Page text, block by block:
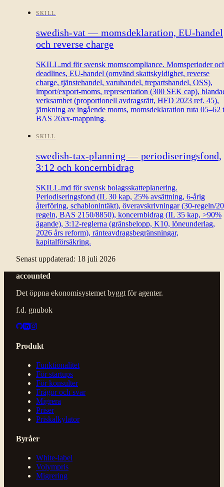
SKILL
swedish-vat — momsdeklaration, EU-handel
och reverse charge
SKILL.md för svensk momscompliance. Momsperioder
deadlines, EU-handel (omvänd skattskyldighet, reverse
charge, tjänstehandel, varuhandel, trepartshandel, OSS),
import/export-moms, representation (300 SEK cap),
verksamhet (proportionell avdragsrätt, HFD 2023 ref. 45),
jämkning av ingående moms, momsdeklaration ruta 05–62
BAS 26xx-mappning.
SKILL
swedish-tax-planning — periodiseringsfond,
3:12 och koncernbidrag
SKILL.md för svensk bolagsskatteplanering.
Periodiseringsfond (IL 30 kap, 25% avsättning, 6-årig
återföring, schablonintäkt), överavskrivningar (30-regeln/
regeln, BAS 2150/8850), koncernbidrag (IL 35 kap, >90%
ägande), 3:12-reglerna (gränsbelopp, K10, löneunderlag,
2026 års reform), ränteavdragsbegränsningar,
kapitalförsäkring.
Senast uppdaterad: 18 juli 2026
accounted
Det öppna ekonomisystemet byggt för agenter.
f.d. gnubok
Produkt
Funktionalitet
För startups
För konsulter
Frågor och svar
Migrera
Priser
Priskalkylator
Byråer
White-label
Volympris
Migrering